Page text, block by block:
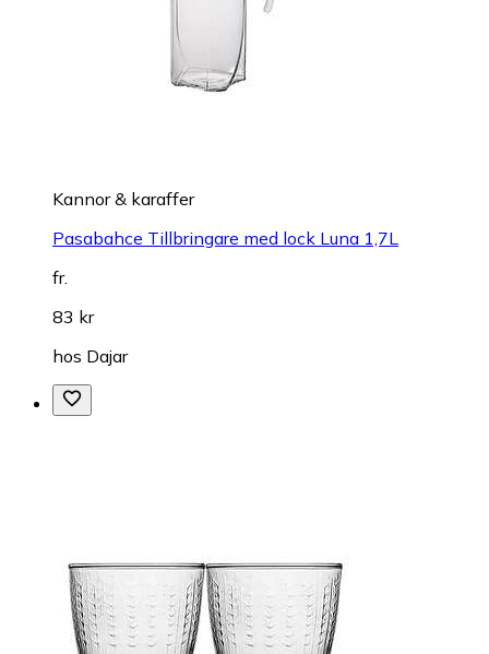
Kannor & karaffer
Pasabahce Tillbringare med lock Luna 1,7L
fr.
83 kr
hos Dajar